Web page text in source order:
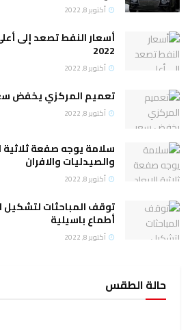
أكتوبر 8, 2022
2022
أكتوبر 8, 2022
تعميم المركزي يخفض
أكتوبر 8, 2022
سلامة يوجه صفعة ثلاثية
والصيدليات والافران
أكتوبر 8, 2022
توقف المباحثات لتشكيل
أطماع باسيلية
أكتوبر 8, 2022
حالة الطقس